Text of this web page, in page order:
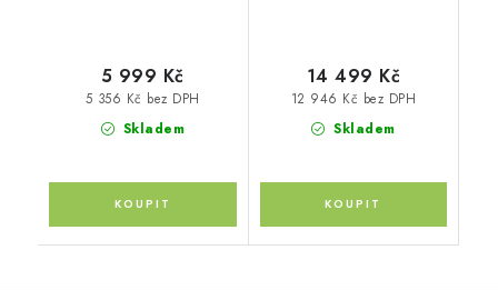
Skladem
5 356 Kč bez DPH
5 999 Kč
Skladem
12 946 Kč bez DPH
14 499 Kč